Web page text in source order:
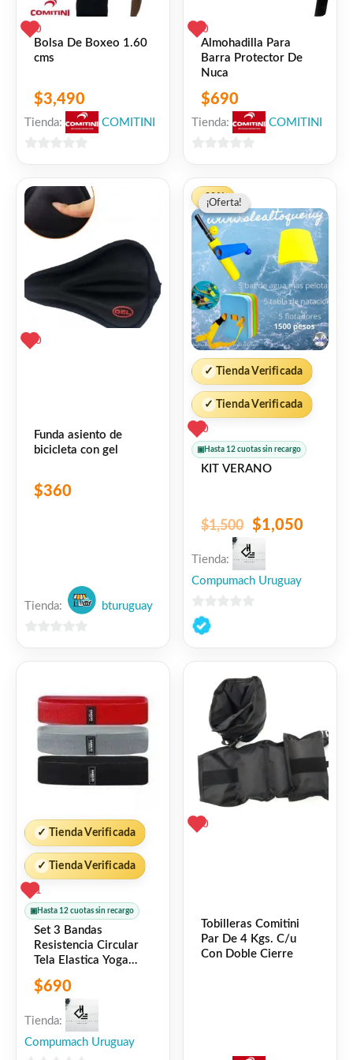
0
Bolsa De Boxeo 1.60
cms
$3,490
Tienda: COMITINI
5
0
Almohadilla Para
Barra Protector De
Nuca
$690
Tienda: COMITINI
5
0
Funda asiento de
bicicleta con gel
$360
Tienda: bturuguay
¡Oferta!
-30%
✓ Tienda Verificada
✓ Tienda Verificada
0
▣ Hasta 12 cuotas sin recargo
¡Oferta!
KIT VERANO
$1,500
precio
original
era:
$1,500.
$1,050
precio
actual
es:
Tienda:
Compumach Uruguay
0
de
✓ Tienda Verificada
✓ Tienda Verificada
1
▣ Hasta 12 cuotas sin recargo
Set 3 Bandas
Resistencia Circular
Tela Elastica Yoga
$690
Tienda:
Compumach Uruguay
0
Tobilleras Comitini
Par De 4 Kgs. C/u
Con Doble Cierre